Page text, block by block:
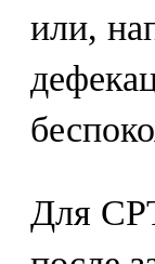
или,
Для